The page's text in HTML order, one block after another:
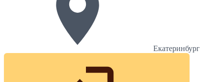
Екатеринбург